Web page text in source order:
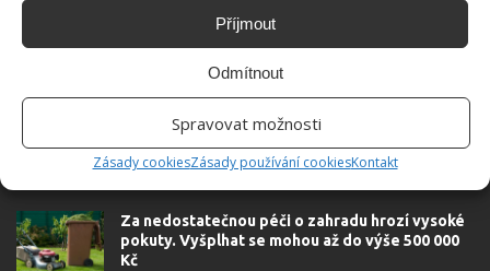
Příjmout
Odmítnout
Spravovat možnosti
Zásady cookiesZásady používání cookiesKontakt
SOUVISEJÍCÍ ČLÁNKY
Za nedostatečnou péči o zahradu hrozí vysoké
pokuty. Vyšplhat se mohou až do výše 500 000
Kč